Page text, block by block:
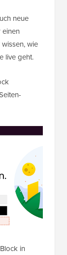
neue
wie
live geht.
in